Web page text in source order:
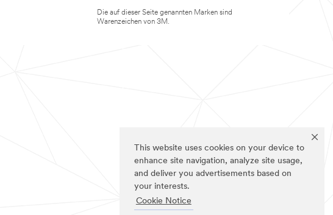
This website uses cookies on your device to
enhance site navigation, analyze site usage,
and deliver you advertisements based on
your interests.
Cookie Notice
Die auf dieser Seite genannten Marken sind
Warenzeichen von 3M.